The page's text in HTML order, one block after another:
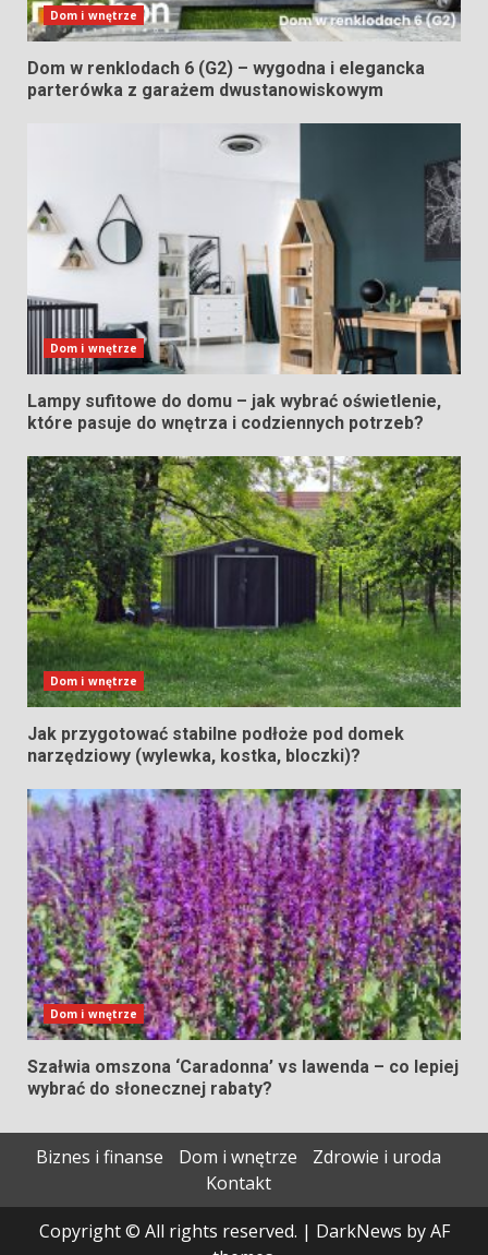
Dom i wnętrze
Dom w renklodach 6 (G2) – wygodna i elegancka
parterówka z garażem dwustanowiskowym
Dom i wnętrze
Lampy sufitowe do domu – jak wybrać oświetlenie,
które pasuje do wnętrza i codziennych potrzeb?
Dom i wnętrze
Jak przygotować stabilne podłoże pod domek
narzędziowy (wylewka, kostka, bloczki)?
Dom i wnętrze
Szałwia omszona ‘Caradonna’ vs lawenda – co lepiej
wybrać do słonecznej rabaty?
Biznes i finanse Dom i wnętrze
Zdrowie i uroda
Kontakt
Copyright © All rights reserved. | DarkNews by AF